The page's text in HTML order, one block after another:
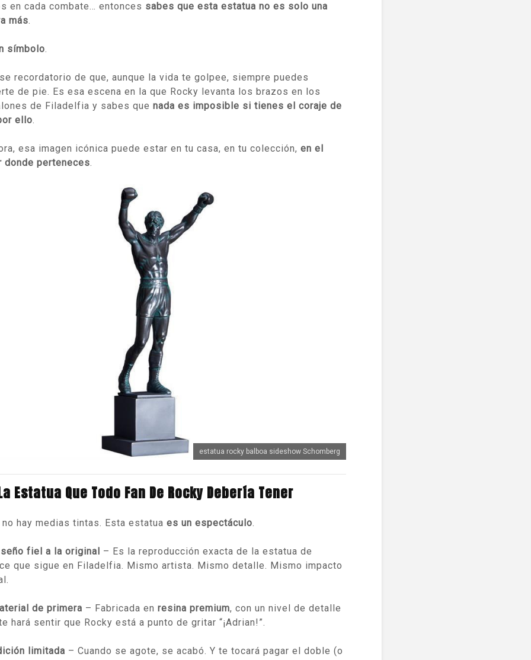
en cada combate… entonces sabes que esta estatua no es solo una
más.
símbolo.
recordatorio de que, aunque la vida te golpee, siempre puedes
de pie. Es esa escena en la que Rocky levanta los brazos en los
de Filadelfia y sabes que nada es imposible si tienes el coraje de
ello.
esa imagen icónica puede estar en tu casa, en tu colección, en el
donde perteneces.
estatua rocky balboa sideshow Schomberg
Estatua Que Todo Fan De Rocky Debería Tener
no hay medias tintas. Esta estatua es un espectáculo.
fiel a la original – Es la reproducción exacta de la estatua de
que sigue en Filadelfia. Mismo artista. Mismo detalle. Mismo impacto
de primera – Fabricada en resina premium, con un nivel de detalle
hará sentir que Rocky está a punto de gritar “¡Adrian!”.
limitada – Cuando se agote, se acabó. Y te tocará pagar el doble (o